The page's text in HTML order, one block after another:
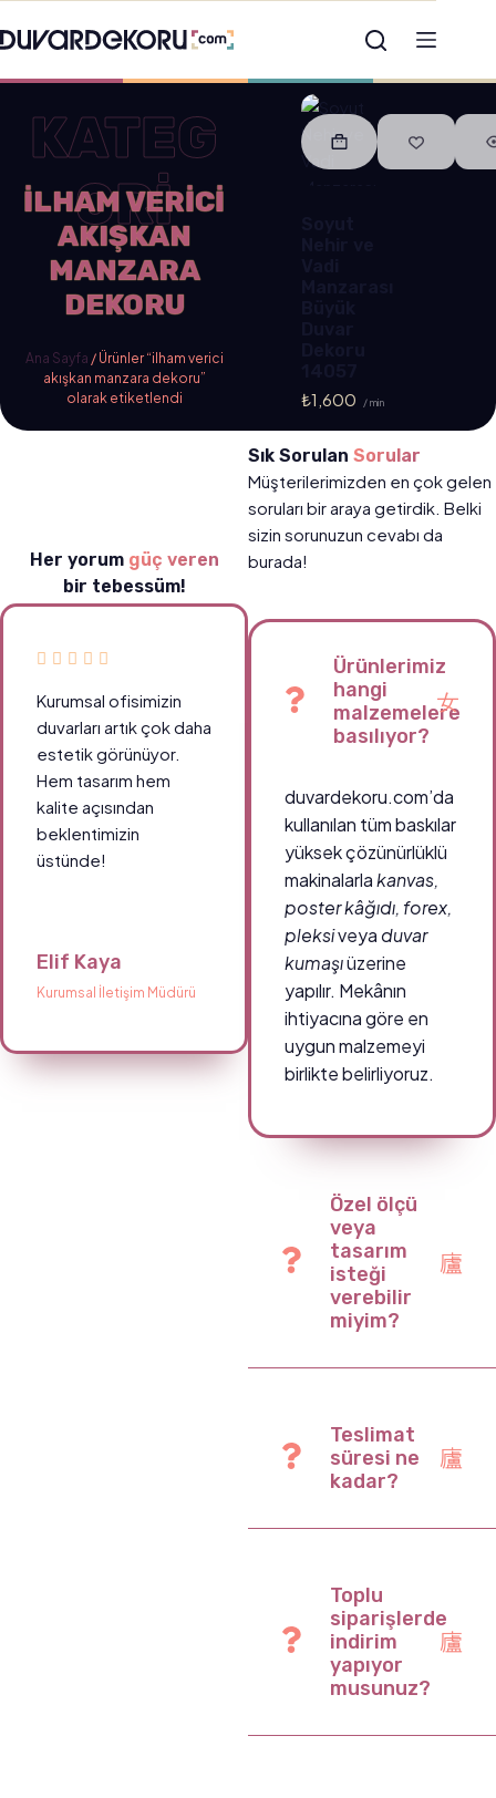
KATEG
ORİ
ILHAM VERICI
AKIŞKAN
MANZARA
DEKORU
Ana Sayfa / Ürünler “ilham verici
akışkan manzara dekoru”
olarak etiketlendi
₺1,600 / min
Her yorum güç veren
bir tebessüm!
Kurumsal ofisimizin
duvarları artık çok daha
estetik görünüyor.
Hem tasarım hem
kalite açısından
beklentimizin
üstünde!
Elif Kaya
Kurumsal İletişim Müdürü
Sık Sorulan Sorular
Müşterilerimizden en çok gelen
soruları bir araya getirdik. Belki
sizin sorunuzun cevabı da
burada!
Ürünlerimiz
hangi
malzemelere
basılıyor?
duvardekoru.com’da
kullanılan tüm baskılar
yüksek çözünürlüklü
makinalarlakanvas,
poster kâğıdı, forex,
pleksiveya duvar
kumaşıüzerine
yapılır. Mekânın
ihtiyacına göre en
uygun malzemeyi
birlikte belirliyoruz.
Özel ölçü
veya
tasarım
isteği
verebilir
miyim?
Teslimat
süresi ne
kadar?
Toplu
siparişlerde
indirim
yapıyor
musunuz?